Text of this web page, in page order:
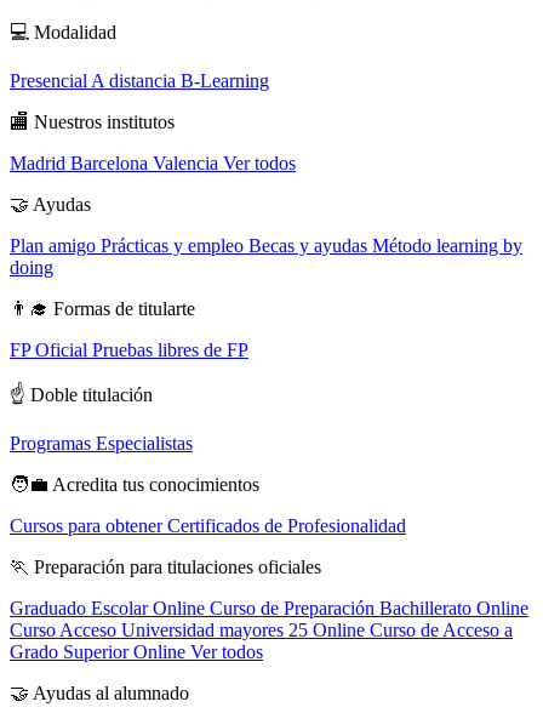
💻 Modalidad
Presencial A distancia B-Learning
🏬 Nuestros institutos
Madrid Barcelona Valencia Ver todos
🤝 Ayudas
Plan amigo Prácticas y empleo Becas y ayudas Método learning by
doing
👨‍🎓 Formas de titularte
FP Oficial Pruebas libres de FP
☝️ Doble titulación
Programas Especialistas
🧑‍💼 Acredita tus conocimientos
Cursos para obtener Certificados de Profesionalidad
🏃 Preparación para titulaciones oficiales
Graduado Escolar Online Curso de Preparación Bachillerato Online
Curso Acceso Universidad mayores 25 Online Curso de Acceso a
Grado Superior Online Ver todos
🤝 Ayudas al alumnado